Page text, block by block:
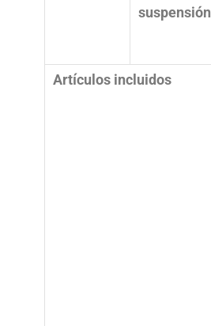
suspensión
Artículos incluidos